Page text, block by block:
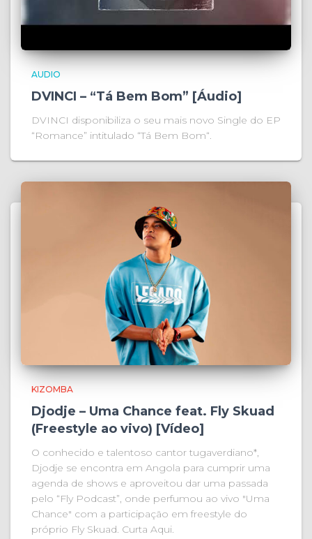
AUDIO
DVINCI – “Tá Bem Bom” [Áudio]
DVINCI disponibiliza o seu mais novo Single do EP
“Romance” intitulado “Tá Bem Bom“.
KIZOMBA
Djodje – Uma Chance feat. Fly Skuad
(Freestyle ao vivo) [Vídeo]
O conhecido e talentoso cantor tugaverdiano*,
Djodje se encontra em Angola para cumprir uma
agenda de shows e aproveitou dar uma passada
pelo “Fly Podcast”, onde perfumou ao vivo "Uma
Chance" com a participação em freestyle do
próprio Fly Skuad. Curta Aqui.